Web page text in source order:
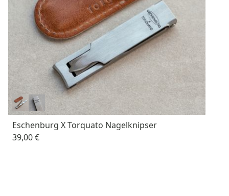
Eschenburg X Torquato Nagelknipser
39,00 €